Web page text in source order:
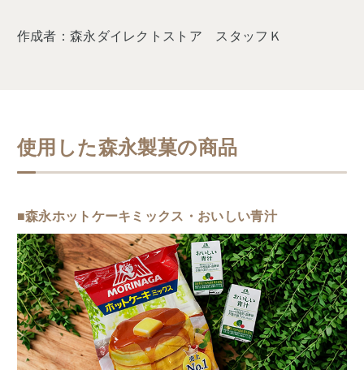
作成者：森永ダイレクトストア スタッフＫ
使用した森永製菓の商品
■森永ホットケーキミックス・おいしい青汁